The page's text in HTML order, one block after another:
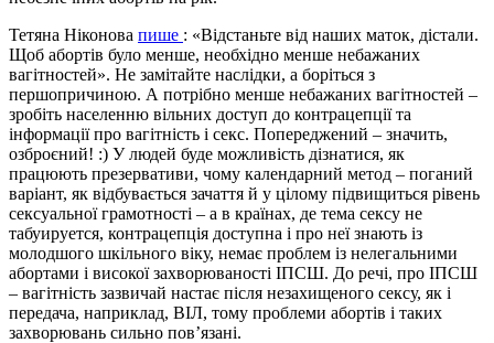
Тетяна Ніконова пише : «Відстаньте від наших маток, дістали.
Щоб абортів було менше, необхідно менше небажаних
вагітностей». Не замітайте наслідки, а боріться з
першопричиною. А потрібно менше небажаних вагітностей –
зробіть населенню вільних доступ до контрацепції та
інформації про вагітність і секс. Попереджений – значить,
озброєний! :) У людей буде можливість дізнатися, як
працюють презервативи, чому календарний метод – поганий
варіант, як відбувається зачаття й у цілому підвищиться рівень
сексуальної грамотності – а в країнах, де тема сексу не
табуируется, контрацепція доступна і про неї знають із
молодшого шкільного віку, немає проблем із нелегальними
абортами і високої захворюваності ІПСШ. До речі, про ІПСШ
– вагітність зазвичай настає після незахищеного сексу, як і
передача, наприклад, ВІЛ, тому проблеми абортів і таких
захворювань сильно пов’язані.